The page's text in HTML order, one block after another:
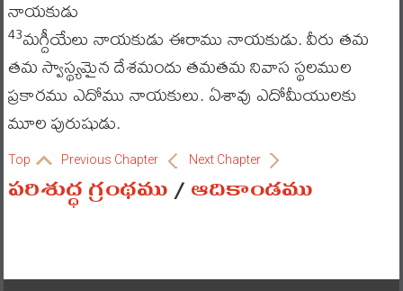
నాయకుడు
43మగ్దీయేలు నాయకుడు ఈరాము నాయకుడు. వీరు తమ
తమ స్వాస్థ్యమైన దేశమందు తమతమ నివాస స్థలముల
ప్రకారము ఎదోము నాయకులు. ఏశావు ఎదోమీయులకు
మూల పురుషుడు.
Top Previous Chapter Next Chapter
పరిశుద్ధ గ్రంథము/ఆదికాండము